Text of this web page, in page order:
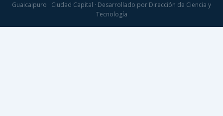
Guaicaipuro · Ciudad Capital · Desarrollado por Dirección de Ciencia y
Tecnología